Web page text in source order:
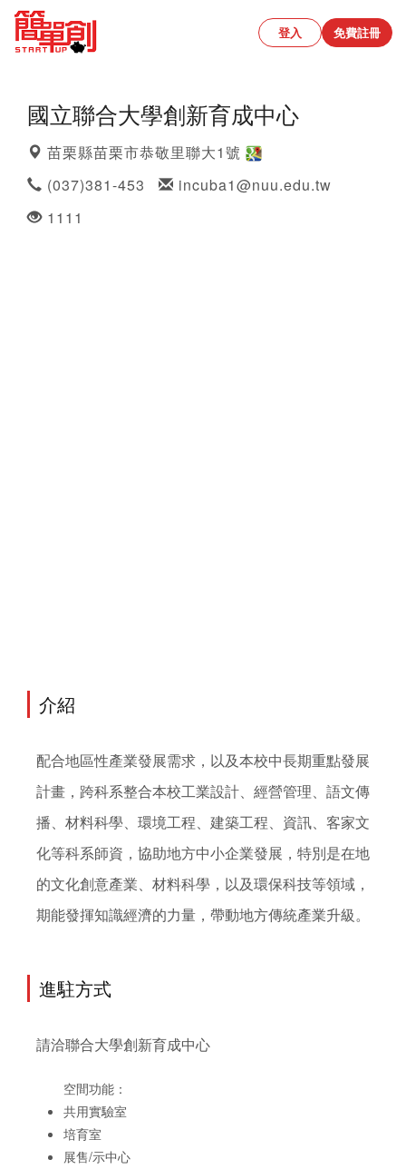
登入 免費註冊
國立聯合大學創新育成中心
苗栗縣苗栗市恭敬里聯大1號
(037)381-453
incuba1@nuu.edu.tw
1111
介紹
配合地區性產業發展需求，以及本校中長期重點發展
計畫，跨科系整合本校工業設計、經營管理、語文傳
播、材料科學、環境工程、建築工程、資訊、客家文
化等科系師資，協助地方中小企業發展，特別是在地
的文化創意產業、材料科學，以及環保科技等領域，
期能發揮知識經濟的力量，帶動地方傳統產業升級。
進駐方式
請洽聯合大學創新育成中心
空間功能：
共用實驗室
培育室
展售/示中心